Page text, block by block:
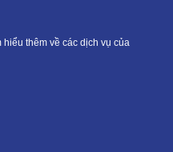
thêm về các dịch vụ của